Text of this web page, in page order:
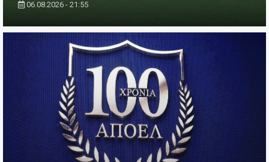
06.08.2026 - 21:55